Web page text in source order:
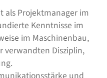
als Projektmanager im
Kenntnisse im
im Maschinenbau,
verwandten Disziplin,